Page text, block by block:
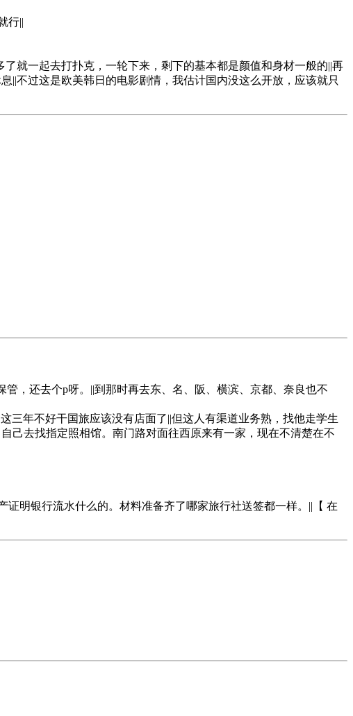
行||
就一起去打扑克，一轮下来，剩下的基本都是颜值和身材一般的||再
||不过这是欧美韩日的电影剧情，我估计国内没这么开放，应该就只
，还去个p呀。||到那时再去东、名、阪、横滨、京都、奈良也不
三年不好干国旅应该没有店面了||但这人有渠道业务熟，找他走学生
己去找指定照相馆。南门路对面往西原来有一家，现在不清楚在不
明银行流水什么的。材料准备齐了哪家旅行社送签都一样。||【 在